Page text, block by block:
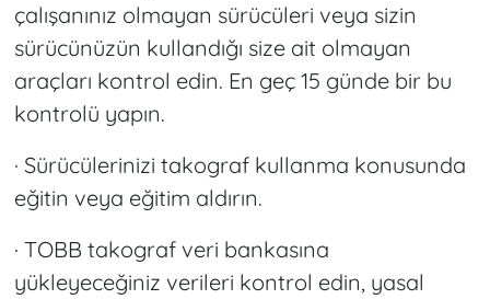
çalışanınız olmayan sürücüleri veya sizin
sürücünüzün kullandığı size ait olmayan
araçları kontrol edin. En geç 15 günde bir bu
kontrolü yapın.
· Sürücülerinizi takograf kullanma konusunda
eğitin veya eğitim aldırın.
· TOBB takograf veri bankasına
yükleyeceğiniz verileri kontrol edin, yasal